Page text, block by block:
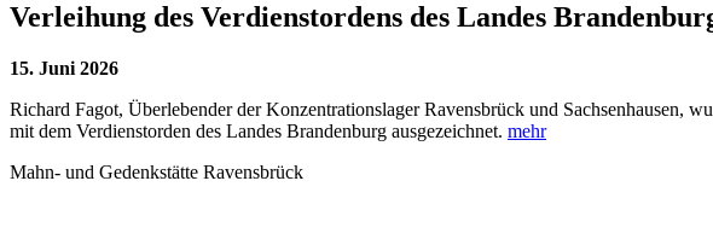
Verleihung des Verdienstordens des Landes
15. Juni 2026
Richard Fagot, Überlebender der Konzentrationslager Ravensbrück und Sachsenhausen,
mit dem Verdienstorden des Landes Brandenburg ausgezeichnet. mehr
Mahn- und Gedenkstätte Ravensbrück